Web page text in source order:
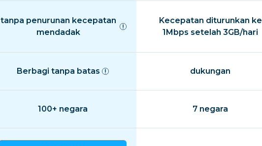
tanpa penurunan kecepatan
mendadak
Kecepatan diturunkan ke
1Mbps setelah 3GB/hari
Berbagi tanpa batas dukungan
100+ negara 7 negara